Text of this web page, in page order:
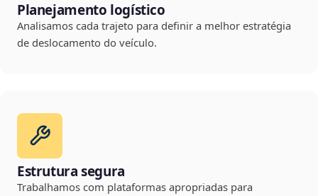
Planejamento logístico
Analisamos cada trajeto para definir a melhor estratégia
de deslocamento do veículo.
Estrutura segura
Trabalhamos com plataformas apropriadas para